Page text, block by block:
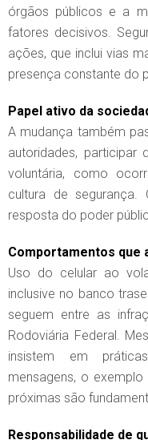
órgãos públicos e a
fatores decisivos.
ações, que inclui vias
presença constante do
Papel ativo da
A mudança também
autoridades,
voluntária, como
cultura de
resposta do poder
Comportamentos que
Uso do celular ao
inclusive no banco
seguem entre as
Rodoviária Federal.
insistem em
mensagens, o
próximas são
Responsabilidade de